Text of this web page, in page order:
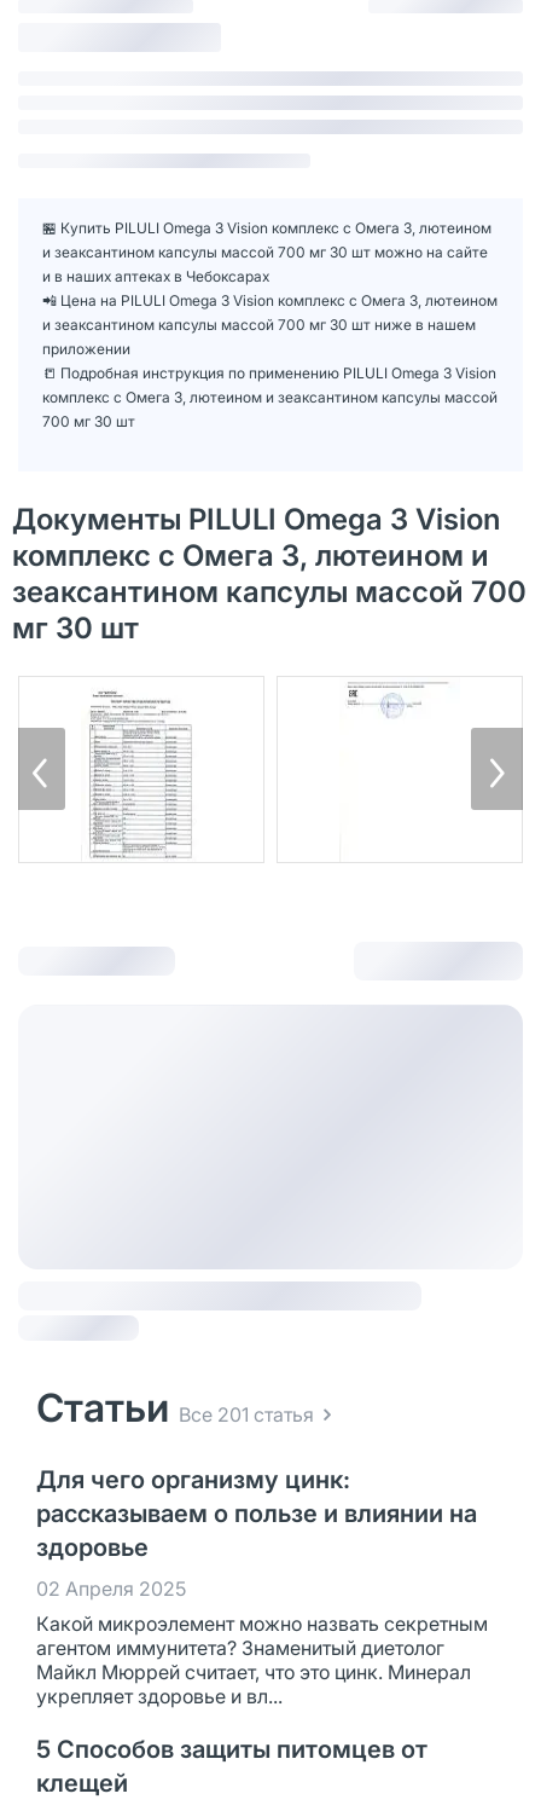
🏪 Купить PILULI Omega 3 Vision комплекс с Омега 3, лютеином
и зеаксантином капсулы массой 700 мг 30 шт можно на сайте
и в наших аптеках в Чебоксарах
📲 Цена на PILULI Omega 3 Vision комплекс с Омега 3, лютеином
и зеаксантином капсулы массой 700 мг 30 шт ниже в нашем
приложении
📒 Подробная инструкция по применению PILULI Omega 3 Vision
комплекс с Омега 3, лютеином и зеаксантином капсулы массой
700 мг 30 шт
Документы PILULI Omega 3 Vision
комплекс с Омега 3, лютеином и
зеаксантином капсулы массой 700
мг 30 шт
Статьи Все 201 статья
Для чего организму цинк:
рассказываем о пользе и влиянии на
здоровье
02 Апреля 2025
Какой микроэлемент можно назвать секретным
агентом иммунитета? Знаменитый диетолог
Майкл Мюррей считает, что это цинк. Минерал
укрепляет здоровье и вл...
5 Способов защиты питомцев от
клещей